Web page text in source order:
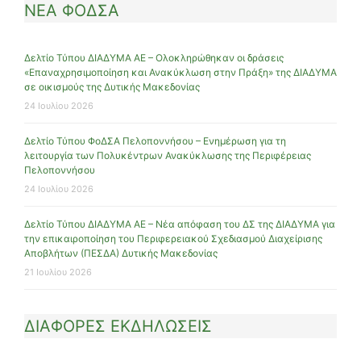
ΝΕΑ ΦΟΔΣΑ
Δελτίο Τύπου ΔΙΑΔΥΜΑ ΑΕ – Ολοκληρώθηκαν οι δράσεις
«Επαναχρησιμοποίηση και Ανακύκλωση στην Πράξη» της ΔΙΑΔΥΜΑ
σε οικισμούς της Δυτικής Μακεδονίας
24 Ιουλίου 2026
Δελτίο Τύπου ΦοΔΣΑ Πελοποννήσου – Ενημέρωση για τη
λειτουργία των Πολυκέντρων Ανακύκλωσης της Περιφέρειας
Πελοποννήσου
24 Ιουλίου 2026
Δελτίο Τύπου ΔΙΑΔΥΜΑ ΑΕ – Νέα απόφαση του ΔΣ της ΔΙΑΔΥΜΑ για
την επικαιροποίηση του Περιφερειακού Σχεδιασμού Διαχείρισης
Αποβλήτων (ΠΕΣΔΑ) Δυτικής Μακεδονίας
21 Ιουλίου 2026
ΔΙΑΦΟΡΕΣ ΕΚΔΗΛΩΣΕΙΣ